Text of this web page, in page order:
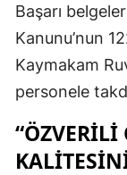
Başarı
Kanunu’nun
Kaymakam
personele